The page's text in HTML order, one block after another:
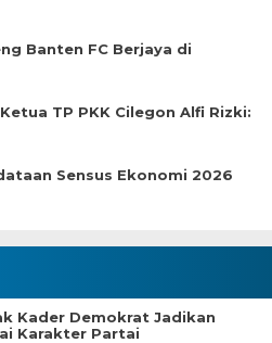
Banten FC Berjaya di
TP PKK Cilegon Alfi Rizki:
Sensus Ekonomi 2026
Kader Demokrat Jadikan
Karakter Partai